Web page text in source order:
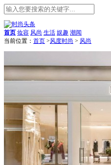
首页 妆容 风尚 生活 娱趣 潮闻
当前位置： 首页 >风度时尚 > 风尚